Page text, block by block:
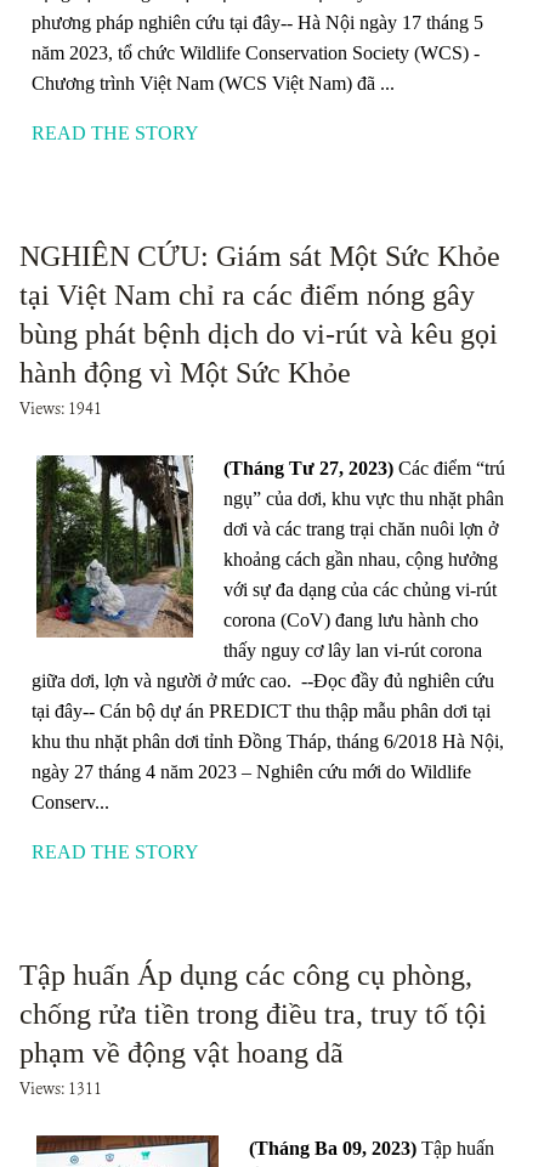
phương pháp nghiên cứu tại đây-- Hà Nội ngày 17 tháng 5
năm 2023, tổ chức Wildlife Conservation Society (WCS) -
Chương trình Việt Nam (WCS Việt Nam) đã ...
READ THE STORY
NGHIÊN CỨU: Giám sát Một Sức Khỏe
tại Việt Nam chỉ ra các điểm nóng gây
bùng phát bệnh dịch do vi-rút và kêu gọi
hành động vì Một Sức Khỏe
Views: 1941
(Tháng Tư 27, 2023) Các điểm “trú
ngụ” của dơi, khu vực thu nhặt phân
dơi và các trang trại chăn nuôi lợn ở
khoảng cách gần nhau, cộng hưởng
với sự đa dạng của các chủng vi-rút
corona (CoV) đang lưu hành cho
thấy nguy cơ lây lan vi-rút corona
giữa dơi, lợn và người ở mức cao. --Đọc đầy đủ nghiên cứu
tại đây-- Cán bộ dự án PREDICT thu thập mẫu phân dơi tại
khu thu nhặt phân dơi tỉnh Đồng Tháp, tháng 6/2018 Hà Nội,
ngày 27 tháng 4 năm 2023 – Nghiên cứu mới do Wildlife
Conserv...
READ THE STORY
Tập huấn Áp dụng các công cụ phòng,
chống rửa tiền trong điều tra, truy tố tội
phạm về động vật hoang dã
Views: 1311
(Tháng Ba 09, 2023) Tập huấn